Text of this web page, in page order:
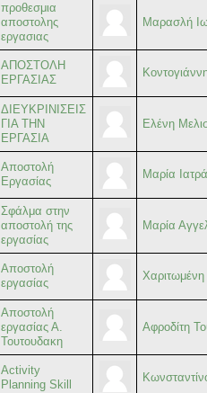
προθεσμια
αποστολης
εργασιας
Μαρασλή
ΑΠΟΣΤΟΛΗ
ΕΡΓΑΣΙΑΣ
ΔΙΕΥΚΡΙΝΙΣΕΙΣ
ΓΙΑ ΤΗΝ
ΕΡΓΑΣΙΑ
Ελένη
Αποστολή
Εργασίας
Μαρία
Σφάλμα στην
αποστολή της
εργασίας
Μαρία
Αποστολή
εργασίας
Αποστολή
εργασίας Α.
Τουτουδακη
Αφροδίτη
Activity
Planning Skill